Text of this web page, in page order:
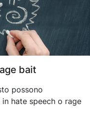
bait
possono
hate speech o rage